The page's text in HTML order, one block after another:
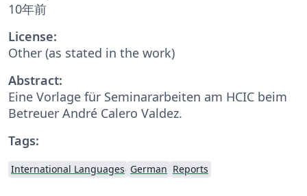
10年前
License:
Other (as stated in the work)
Abstract:
Eine Vorlage für Seminararbeiten am HCIC beim
Betreuer André Calero Valdez.
Tags:
International Languages German Reports